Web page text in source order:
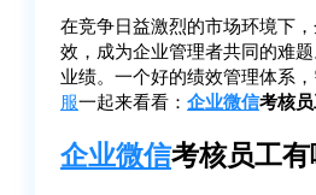
在竞争日益激烈的市场环境下
效，成为企业管理者共同的难
业绩。一个好的绩效管理体系
服一起来看看： 企业微信考核
企业微信考核员工